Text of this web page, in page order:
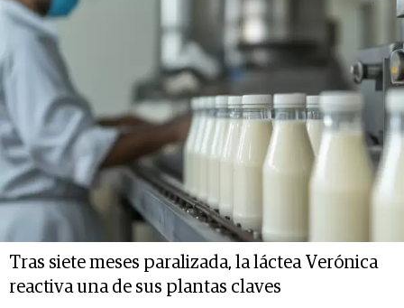
Tras siete meses paralizada, la láctea Verónica
reactiva una de sus plantas claves